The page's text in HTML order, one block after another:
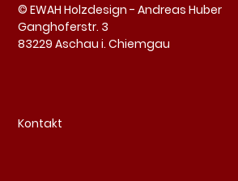
© EWAH Holzdesign - Andreas Huber
Ganghoferstr. 3
83229 Aschau i. Chiemgau
Kontakt